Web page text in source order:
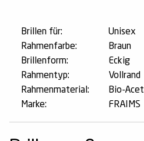
Brillen für:
Unisex
Rahmenfarbe:
Braun
Brillenform:
Eckig
Rahmentyp:
Vollrand
Rahmenmaterial:
Bio-
Marke:
FRAIMS